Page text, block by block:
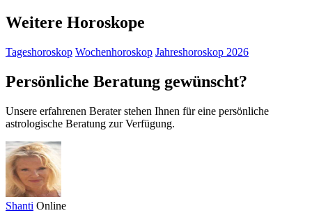
Weitere Horoskope
Tageshoroskop Wochenhoroskop Jahreshoroskop 2026
Persönliche Beratung gewünscht?
Unsere erfahrenen Berater stehen Ihnen für eine persönliche
astrologische Beratung zur Verfügung.
Shanti Online